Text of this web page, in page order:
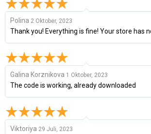
Polina 2 Oktober, 2023
Thank you! Everything is fine! Your store has
Galina Korznikova 1 Oktober, 2023
The code is working, already downloaded
Viktoriya 29 Juli, 2023